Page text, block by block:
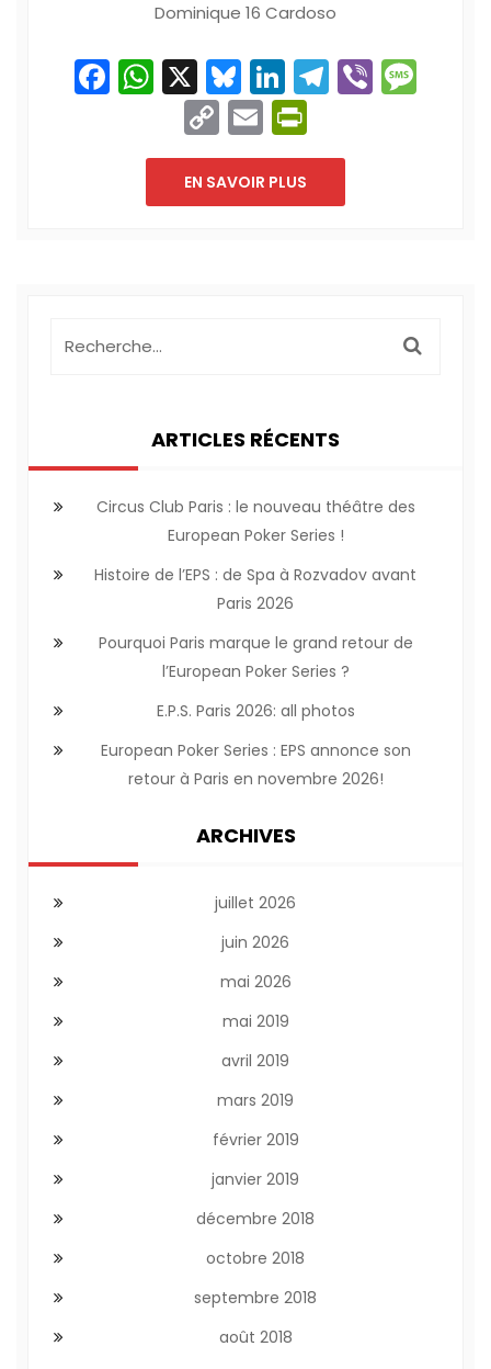
Dominique 16 Cardoso
Facebook
WhatsApp
X Bluesky
LinkedIn
Telegram
Viber
Copy
Link
Email
EN SAVOIR PLUS
ARTICLES RÉCENTS
Circus Club Paris : le nouveau théâtre des
European Poker Series !
Histoire de l’EPS : de Spa à Rozvadov avant
Paris 2026
Pourquoi Paris marque le grand retour de
l’European Poker Series ?
E.P.S. Paris 2026: all photos
European Poker Series : EPS annonce son
retour à Paris en novembre 2026!
ARCHIVES
juillet 2026
juin 2026
mai 2026
mai 2019
avril 2019
mars 2019
février 2019
janvier 2019
décembre 2018
octobre 2018
septembre 2018
août 2018